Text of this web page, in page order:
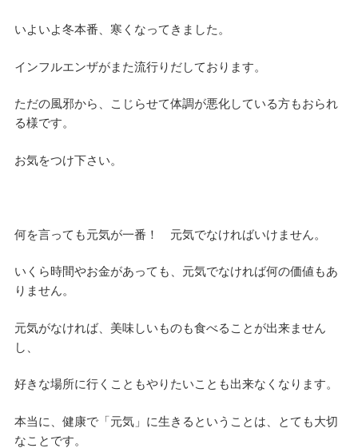
いよいよ冬本番、寒くなってきました。
インフルエンザがまた流行りだしております。
ただの風邪から、こじらせて体調が悪化している方もおられ
る様です。
お気をつけ下さい。
何を言っても元気が一番！ 元気でなければいけません。
いくら時間やお金があっても、元気でなければ何の価値もあ
りません。
元気がなければ、美味しいものも食べることが出来ません
し、
好きな場所に行くこともやりたいことも出来なくなります。
本当に、健康で「元気」に生きるということは、とても大切
なことです。